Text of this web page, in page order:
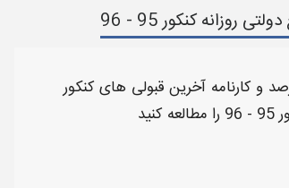
کنکور 95 - 96
و کارنامه آخرین قبولی های کنکور
را مطالعه کنید